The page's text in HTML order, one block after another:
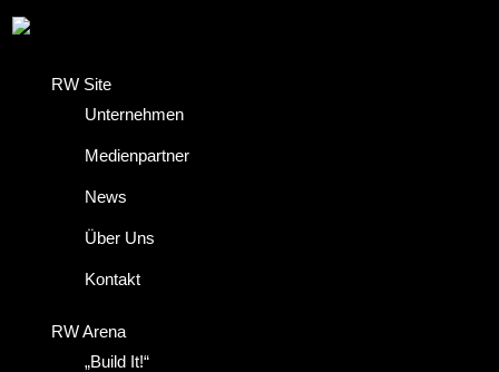
RW Site
Unternehmen
Medienpartner
News
Über Uns
Kontakt
RW Arena
„Build It!“